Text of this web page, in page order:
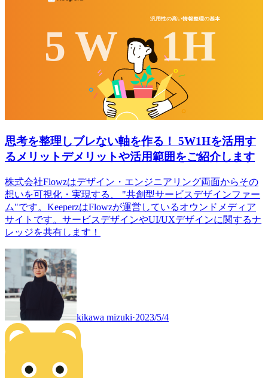
思考を整理しブレない軸を作る！ 5W1Hを活用す
るメリットデメリットや活用範囲をご紹介します
株式会社Flowzはデザイン・エンジニアリング両面からその
想いを可視化・実現する、 "共創型サービスデザインファー
ム"です。KeeperzはFlowzが運営しているオウンドメディア
サイトです。サービスデザインやUI/UXデザインに関するナ
レッジを共有します！
kikawa mizuki·2023/5/4